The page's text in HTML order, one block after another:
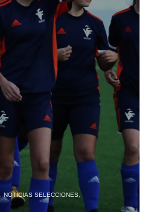
NOTICIAS SELECCIONES,